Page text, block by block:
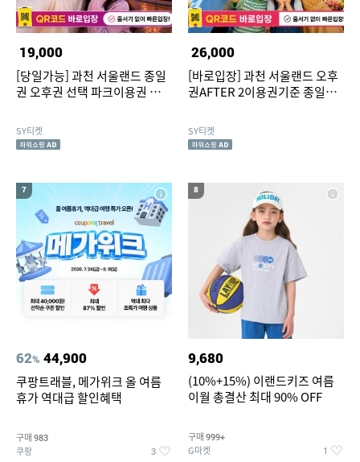
19,000
[당일가능] 과천 서울랜드 종일
권 오후권 선택 파크이용권 자유
SY티켓
26,000
[바로입장] 과천 서울랜드 오후
권AFTER 2이용권기준 종일권
SY티켓
7
62% 44,900
쿠팡트래블, 메가위크 올 여름
휴가 역대급 할인혜택
구매 983
쿠팡 3
8
9,680
(10%+15%) 이랜드키즈 여름
이월 총결산 최대 90% OFF
구매 999+
G마켓 1